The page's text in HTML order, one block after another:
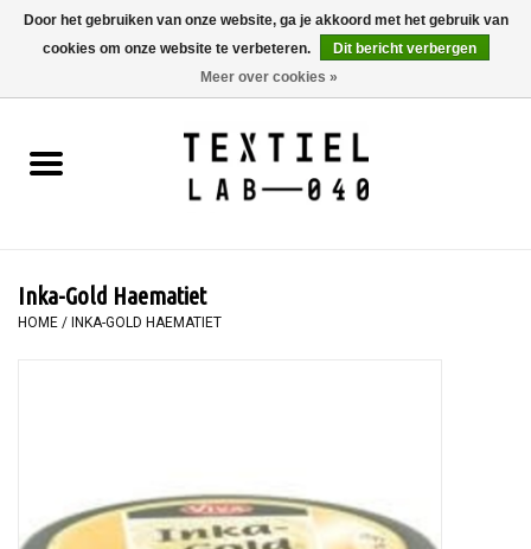
0 Artikelen - €0,00
BOEKEN
SCHILDEREN
SPECIALS
Inka-Gold Haematiet
HOME / INKA-GOLD HAEMATIET
Door het gebruiken van onze website, ga je akkoord met het gebruik van
cookies om onze website te verbeteren.
Dit bericht verbergen
Meer over cookies »